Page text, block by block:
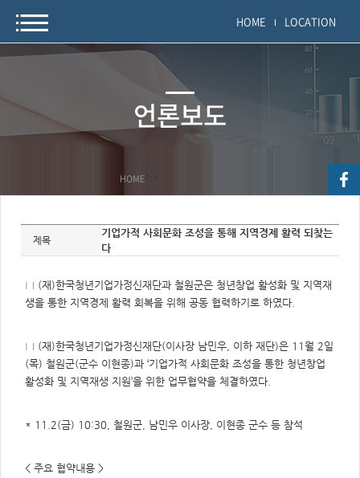
HOME LOCATION
언론보도
HOME > >
자
보
목,
개
요,
내
워
드/
주
제,
유
권
자,
제목
기업가적 사회문화 조성을 통해 지역경제 활력 되찾는
다
□ (재)한국청년기업가정신재단과 철원군은 청년창업 활성화 및 지역재
생을 통한 지역경제 활력 회복을 위해 공동 협력하기로 하였다.
□ (재)한국청년기업가정신재단(이사장 남민우, 이하 재단)은 11월 2일
(목) 철원군(군수 이현종)과 ‘기업가적 사회문화 조성을 통한 청년창업
활성화 및 지역재생 지원’을 위한 업무협약을 체결하였다.
* 11.2(금) 10:30, 철원군, 남민우 이사장, 이현종 군수 등 참석
< 주요 협약내용 >